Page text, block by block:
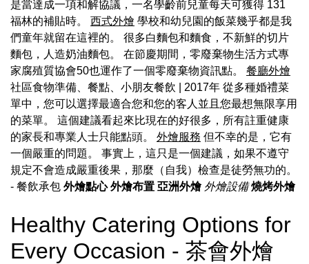
是當達成一項和解協議，一名學齡前兒童每天可獲得 131
福林的補貼時。 西式外燴 學校和幼兒園的飯菜幾乎都是我
們童年就留在這裡的。 很多白麵包和麵食，不新鮮的切片
麵包，人造奶油麵包。 在節慶期間，零廢棄物生活方式專
家腐殖質協會50也運作了一個零廢棄物資訊點。 餐廳外燴
社區食物準備、餐點、小朋友餐飲 | 2017年 從多種婚禮菜
單中，您可以選擇最適合您和您的客人並且您最想無限享用
的菜單。 這個建議看起來比現在的好很多，所有註重健康
的家長和專業人士只能點頭。 外燴服務 但不幸的是，它有
一個嚴重的問題。 事實上，這只是一個建議，如果不遵守
規定不會造成嚴重後果，那麼（自我）檢查是徒勞無功的。
- 餐飲承包 外燴點心 外燴布置 亞洲外燴 外燴設備 燒烤外燴
Healthy Catering Options for
Every Occasion - 茶會外燴